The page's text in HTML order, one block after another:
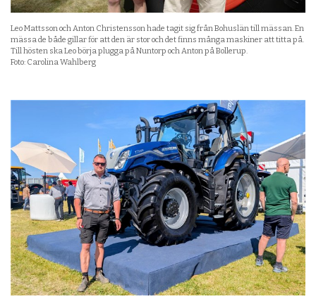
Leo Mattsson och Anton Christensson hade tagit sig från Bohuslän till mässan. En
mässa de både gillar för att den är stor och det finns många maskiner att titta på.
Till hösten ska Leo börja plugga på Nuntorp och Anton på Bollerup.
Foto: Carolina Wahlberg